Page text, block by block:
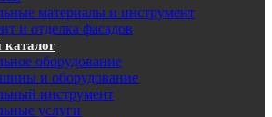
материалы и инструмент
и отделка фасадов
оборудование
и оборудование
инструмент
услуги